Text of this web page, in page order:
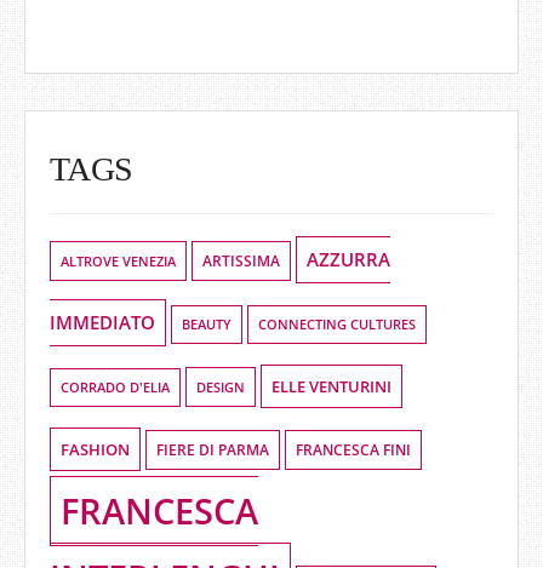
TAGS
ALTROVE VENEZIA ARTISSIMA AZZURRA
IMMEDIATO BEAUTY CONNECTING CULTURES
CORRADO D'ELIA DESIGN ELLE VENTURINI
FASHION FIERE DI PARMA FRANCESCA FINI
FRANCESCA